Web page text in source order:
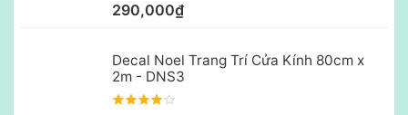
290,000₫
Decal Noel Trang Trí Cửa Kính 80cm x
2m - DNS3